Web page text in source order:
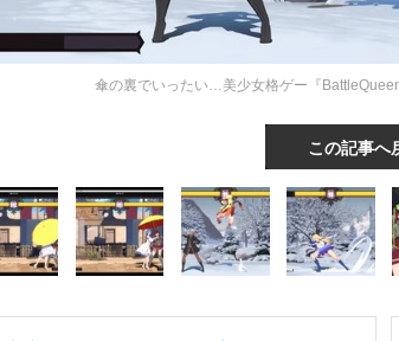
傘の裏でいったい…美少女格ゲー『
この記事へ